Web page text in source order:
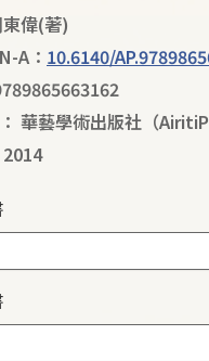
偉(著)
A： 10.6140/
： 華藝學術出版社（
2014